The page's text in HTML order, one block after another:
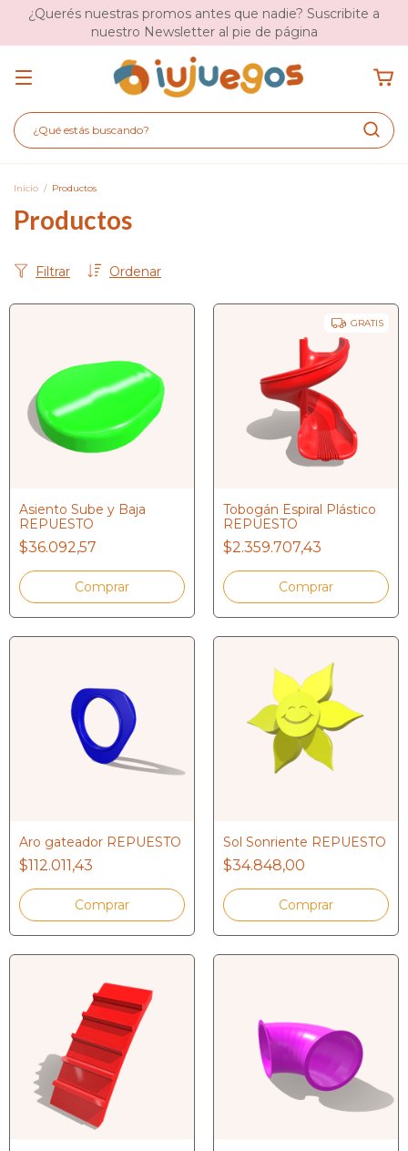
¿Querés nuestras promos antes que nadie? Suscribite a
nuestro Newsletter al pie de página
Inicio / Productos
Productos
Ordenar
Filtrar
Asiento Sube y Baja
REPUESTO
$36.092,57
GRATIS
Tobogán Espiral Plástico
REPUESTO
$2.359.707,43
Aro gateador REPUESTO
$112.011,43
Sol Sonriente REPUESTO
$34.848,00